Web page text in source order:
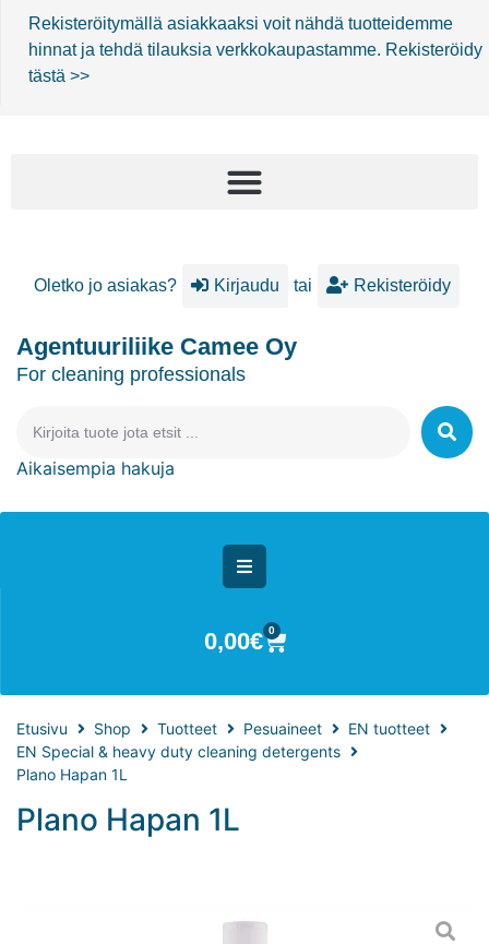
Rekisteröitymällä asiakkaaksi voit nähdä tuotteidemme
hinnat ja tehdä tilauksia verkkokaupastamme. Rekisteröidy
tästä >>
Oletko jo asiakas? Kirjaudu tai Rekisteröidy
Agentuuriliike Camee Oy
For cleaning professionals
Aikaisempia hakuja
0,00€ 0
Plano Hapan 1L
Etusivu Shop Tuotteet Pesuaineet
EN tuotteet
EN Special & heavy duty cleaning detergents
Plano Hapan 1L